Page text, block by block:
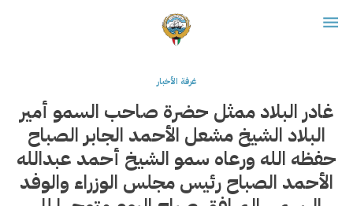
غرفة الأخبار
غادر البلاد ممثل حضرة صاحب السمو أمير
البلاد الشيخ مشعل الأحمد الجابر الصباح
حفظه الله ورعاه سمو الشيخ أحمد عبدالله
الأحمد الصباح رئيس مجلس الوزراء والوفد